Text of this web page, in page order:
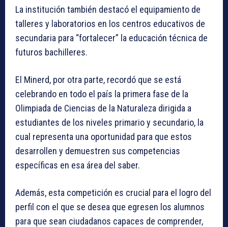
La institución también destacó el equipamiento de
talleres y laboratorios en los centros educativos de
secundaria para “fortalecer” la educación técnica de
futuros bachilleres.
El Minerd, por otra parte, recordó que se está
celebrando en todo el país la primera fase de la
Olimpiada de Ciencias de la Naturaleza dirigida a
estudiantes de los niveles primario y secundario, la
cual representa una oportunidad para que estos
desarrollen y demuestren sus competencias
específicas en esa área del saber.
Además, esta competición es crucial para el logro del
perfil con el que se desea que egresen los alumnos
para que sean ciudadanos capaces de comprender,